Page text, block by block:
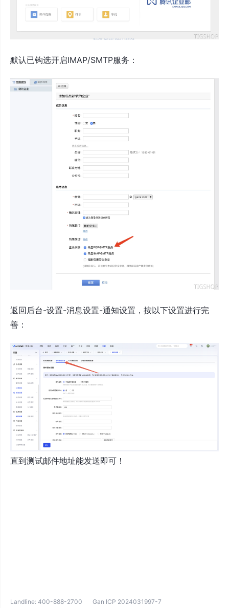
默认已钩选开启IMAP/SMTP服务：
返回后台-设置-消息设置-通知设置，按以下设置进行完
善：
直到测试邮件地址能发送即可！
Landline: 400-888-2700 Gan ICP 2024031997-7